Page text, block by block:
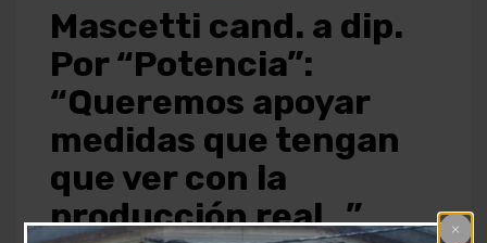
Mascetti cand. a dip.
Por “Potencia”:
“Queremos apoyar
medidas que tengan
que ver con la
producción real…”